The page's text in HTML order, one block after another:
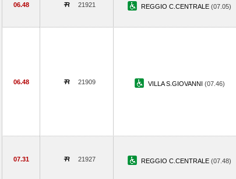
06.48 21921 REGGIO C.CENTRALE (07.05)
06.48 21909 VILLA S.GIOVANNI (07.46)
07.31 21927 REGGIO C.CENTRALE (07.48)